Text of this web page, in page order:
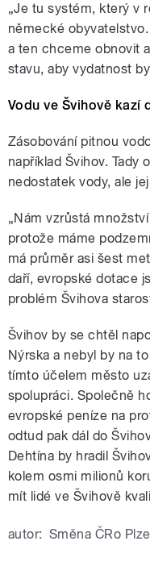
„Je tu systém, který v
německé
a ten chceme obnovit
stavu, aby vydatnost
Vodu ve Švihově kazí
Zásobování pitnou
například Švihov. Tady
nedostatek vody, ale
„Nám vzrůstá
protože máme
má průměr asi šest
daří, evropské dotace
problém Švihova
Švihov by se chtěl
Nýrska a nebyl by na
tímto účelem město
spolupráci. Společně
evropské peníze na
odtud pak dál do
Dehtína by hradil
kolem osmi milionů
mít lidé ve Švihově
autor: Směna ČRo